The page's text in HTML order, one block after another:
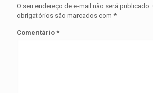
O seu endereço de e-mail não será publicado.
obrigatórios são marcados com *
Comentário *